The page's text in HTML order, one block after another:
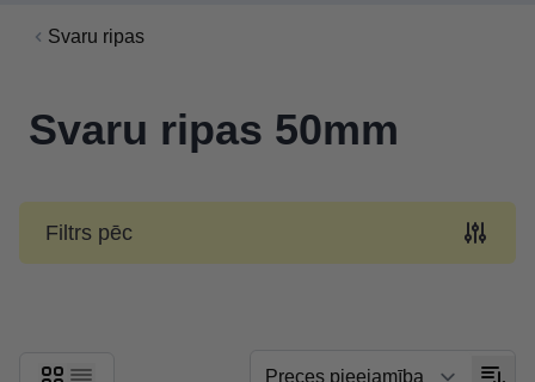
Svaru ripas
Svaru ripas 50mm
Filtrs pēc